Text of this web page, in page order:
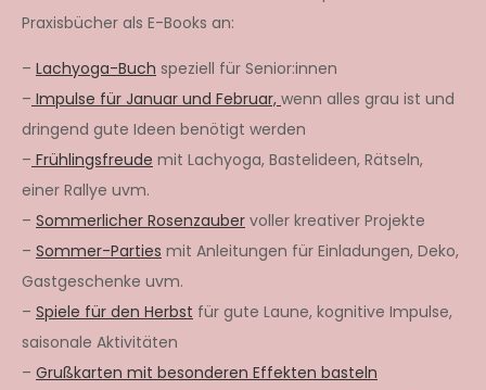
Praxisbücher als E-Books an:
– Lachyoga-Buch speziell für Senior:innen
– Impulse für Januar und Februar, wenn alles grau ist und
dringend gute Ideen benötigt werden
– Frühlingsfreude mit Lachyoga, Bastelideen, Rätseln,
einer Rallye uvm.
– Sommerlicher Rosenzauber voller kreativer Projekte
– Sommer-Parties mit Anleitungen für Einladungen, Deko,
Gastgeschenke uvm.
– Spiele für den Herbst für gute Laune, kognitive Impulse,
saisonale Aktivitäten
– Grußkarten mit besonderen Effekten basteln